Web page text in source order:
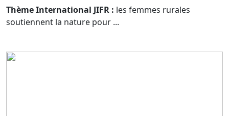
Thème International JIFR : les femmes rurales
soutiennent la nature pour ...